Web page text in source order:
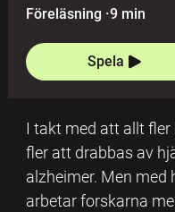
Föreläsning ·9 min
Spela
I takt med att allt
fler att drabbas av
alzheimer. Men med
arbetar forskarna